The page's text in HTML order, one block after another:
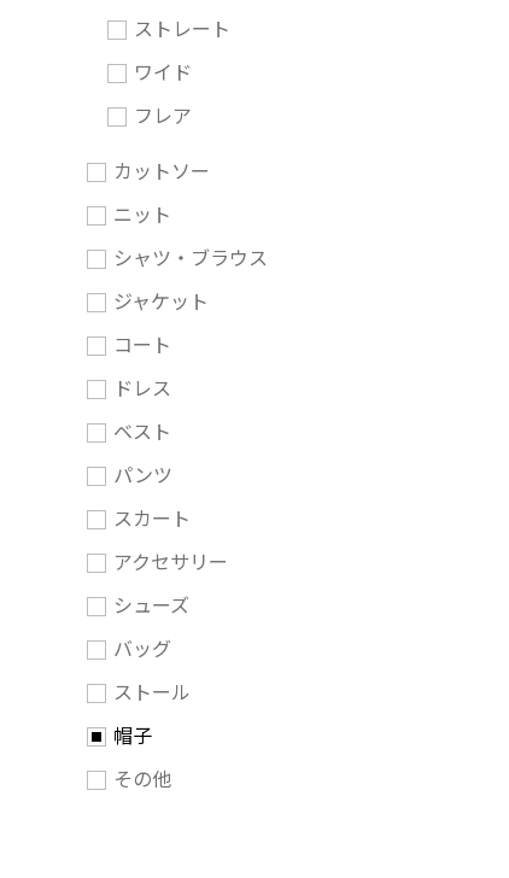
ストレート
ワイド
フレア
カットソー
ニット
シャツ・ブラウス
ジャケット
コート
ドレス
ベスト
パンツ
スカート
アクセサリー
シューズ
バッグ
ストール
帽子
その他